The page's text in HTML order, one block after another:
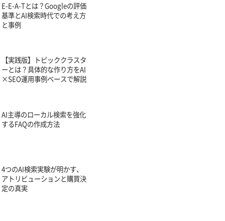
E-E-A-Tとは？Googleの評価
基準とAI検索時代での考え方
と事例
【実践版】トピッククラスタ
ーとは？具体的な作り方をAI
×SEO運用事例ベースで解説
AI主導のローカル検索を強化
するFAQの作成方法
4つのAI検索実験が明かす、
アトリビューションと購買決
定の真実